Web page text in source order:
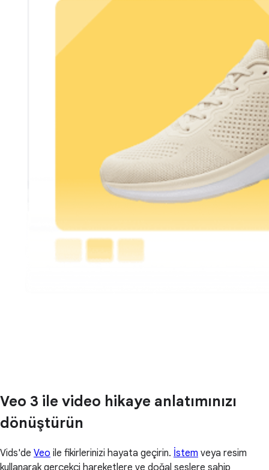
Veo 3 ile video hikaye anlatımınızı
dönüştürün
Vids'de Veo ile fikirlerinizi hayata geçirin. İstem veya resim